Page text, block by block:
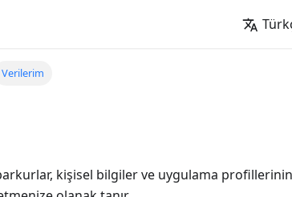
Verilerim
kişisel bilgiler ve uygulama